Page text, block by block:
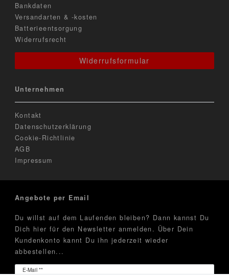
Bankdaten
Versandarten & -kosten
Batterieentsorgung
Widerrufsrecht
Widerrufsformular
Unternehmen
Kontakt
Datenschutzerklärung
Cookie-Richtlinie
AGB
Impressum
Angebote per Email
Du willst auf dem Laufenden bleiben? Dann kannst Du
Dich hier für den Newsletter anmelden. Über Dein
Kundenkonto kannt Du ihn jederzeit wieder
abbestellen...
E-Mail **
Newsletter